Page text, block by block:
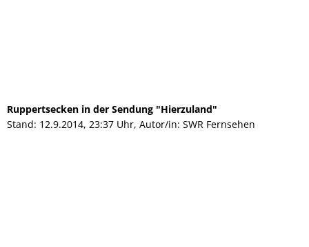
Ruppertsecken in der Sendung "Hierzuland"
Stand: 12.9.2014, 23:37 Uhr, Autor/in: SWR Fernsehen